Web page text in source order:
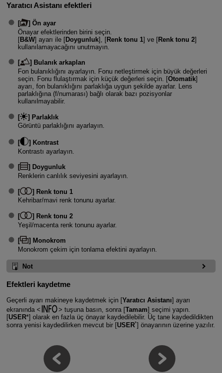
Yaratıcı Asistanı efektleri
[ ]Ön ayar
Önayar efektlerinden birini seçin.
[B&W] ayarı ile [Doygunluk], [Renk tonu 1] ve [Renk tonu 2]
kullanılamayacağını unutmayın.
[ ] Bulanık arkaplan
Fon bulanıklığını ayarlayın. Fonu netleştirmek için büyük değerleri
seçin. Fonu flulaştırmak için küçük değerleri seçin. [Otomatik]
ayarı, fon bulanıklığını parlaklığa uygun şekilde ayarlar. Lens
parlaklığına (f/numarası) bağlı olarak bazı pozisyonlar
kullanılmayabilir.
[ ] Parlaklık
Görüntü parlaklığını ayarlayın.
[ ] Kontrast
Kontrastı ayarlayın.
[ ] Doygunluk
Renklerin canlılık seviyesini ayarlayın.
[ ] Renk tonu 1
Kehribar/mavi renk tonunu ayarlar.
[ ] Renk tonu 2
Yeşil/macenta renk tonunu ayarlar.
[ ] Monokrom
Monokrom çekim için tonlama efektini ayarlayın.
Not
Efektleri kaydetme
Geçerli ayarı makineye kaydetmek için [Yaratıcı Asistanı] ayarı
ekranında
tuşuna basın, sonra [Tamam] seçimi yapın.
[USER*] olarak en fazla üç önayar kaydedilebilir. Üç tane kaydedildikten
sonra yenisi kaydedilirken mevcut bir [USER*] önayarının üzerine yazılır.